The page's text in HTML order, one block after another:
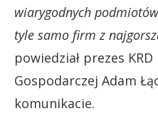
wiarygodnych
tyle samo firm z
powiedział prezes
Gospodarczej Adam
komunikacie.